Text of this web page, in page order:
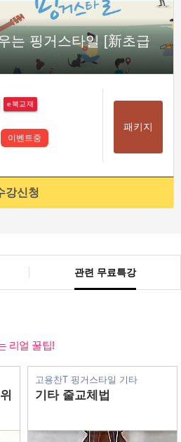
는 핑거스타일 [新초급
e북교재
이벤트중
패키지
강신청
관련 무료특강
리얼 꿀팁!
고용찬T 핑거스타일 기타
기타 줄교체법